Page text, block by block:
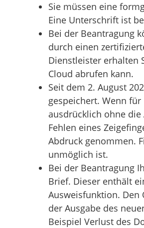
Sie müssen eine
Eine Unterschrift ist
Bei der Beantragung
durch einen
Dienstleister erhalten
Cloud abrufen kann.
Seit dem 2. August
gespeichert. Wenn für
ausdrücklich ohne
Fehlen eines
Abdruck genommen.
unmöglich ist.
Bei der Beantragung
Brief. Dieser enthält
Ausweisfunktion. Den
der Ausgabe des
Beispiel Verlust des